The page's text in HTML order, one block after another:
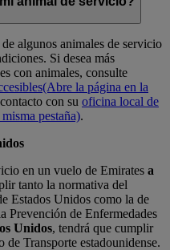
algunos animales de servicio
Si desea más
con animales, consulte
(Abre la página en la
con su oficina local de
pestaña).
en un vuelo de Emirates a
tanto la normativa del
Estados Unidos como la de
Prevención de Enfermedades
Unidos, tendrá que cumplir
Transporte estadounidense.